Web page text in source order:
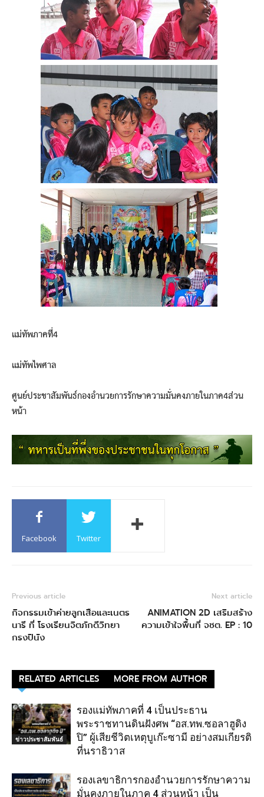
แม่ทัพภาคที่4
แม่ทัพไพศาล
ศูนย์ประชาสัมพันธ์กองอำนวยการรักษาความมั่นคงภายในภาค4ส่วน
หน้า
Facebook Twitter
Previous article
กิจกรรมเข้าค่ายลูกเสือและเนตร
นารี ที่ โรงเรียนจิตภักดีวิทยา
กรงปินัง
Next article
ANIMATION 2D เสริมสร้าง
ความเข้าใจพื้นที่ จชต. EP : 10
RELATED ARTICLES MORE FROM AUTHOR
ข่าวประชาสัมพันธ์
รองแม่ทัพภาคที่ 4 เป็นประธาน
พระราชทานดินฝังศพ “อส.ทพ.ซอลาฮูดิง
ปิ” ผู้เสียชีวิตเหตุบูเก๊ะซามี อย่างสมเกียรติ
ที่นราธิวาส
รองเลขาธิการกองอำนวยการรักษาความ
มั่นคงภายในภาค 4 ส่วนหน้า เป็น